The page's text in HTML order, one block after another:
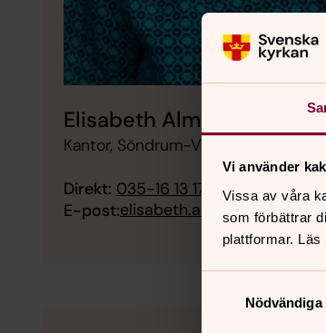
Vi använder
Vissa av våra
som förbättrar
plattformar.
Nödvändiga
Elisabeth Almqvist
Kantor, Söndrum-Vapnö församling
Direkt: 035-16 13 17
E-post: